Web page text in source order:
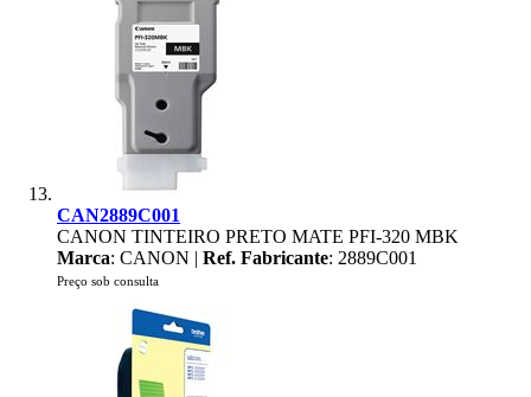
CAN2889C001
CANON TINTEIRO PRETO MATE PFI-320 MBK
Marca: CANON | Ref. Fabricante: 2889C001
Preço sob consulta